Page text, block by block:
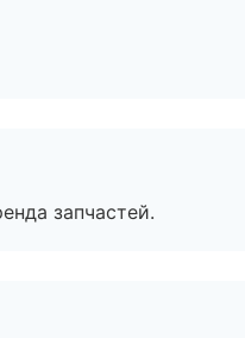
запчастей.